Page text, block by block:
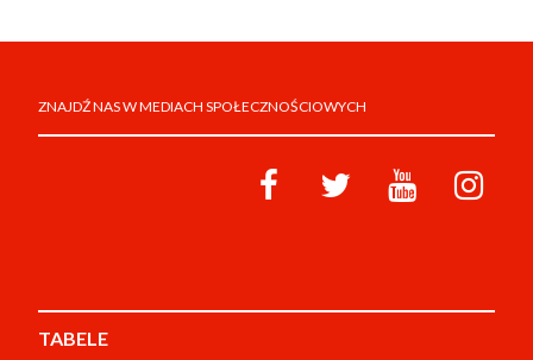
ZNAJDŹ NAS W MEDIACH SPOŁECZNOŚCIOWYCH
TABELE